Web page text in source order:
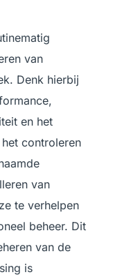
van
Denk hierbij
en het
controleren
van
te verhelpen
beheer. Dit
van de
is